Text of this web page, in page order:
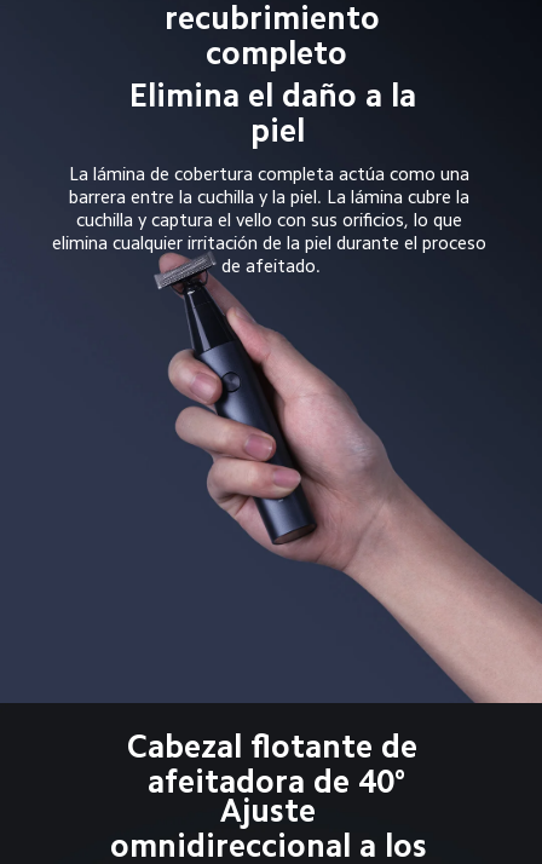
recubrimiento
completo
Elimina el daño a la
piel
La lámina de cobertura completa actúa como una
barrera entre la cuchilla y la piel. La lámina cubre la
cuchilla y captura el vello con sus orificios, lo que
elimina cualquier irritación de la piel durante el proceso
de afeitado.
Cabezal flotante de
afeitadora de 40°
Ajuste
omnidireccional a los